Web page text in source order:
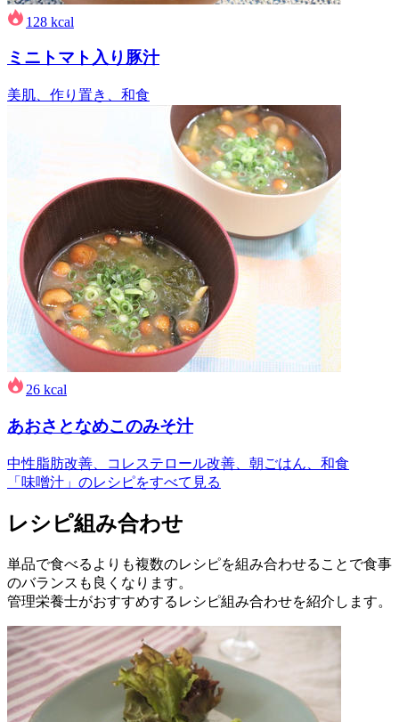
128 kcal
ミニトマト入り豚汁
美肌、作り置き、和食
26 kcal
あおさとなめこのみそ汁
中性脂肪改善、コレステロール改善、朝ごはん、和食
「味噌汁」のレシピをすべて見る
レシピ組み合わせ
単品で食べるよりも複数のレシピを組み合わせることで食事
のバランスも良くなります。
管理栄養士がおすすめするレシピ組み合わせを紹介します。